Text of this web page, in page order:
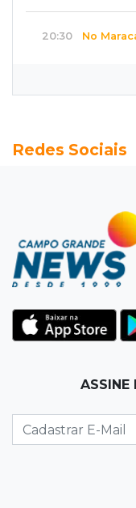
20:30 No
Seleções em
Jardim
Vigia é
dois
Corinthians
para 7º no
Na Vila
lugar no
Redes Sociais
ASSINE